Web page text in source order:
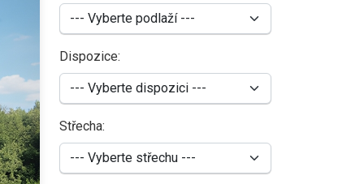
Dispozice:
Střecha: